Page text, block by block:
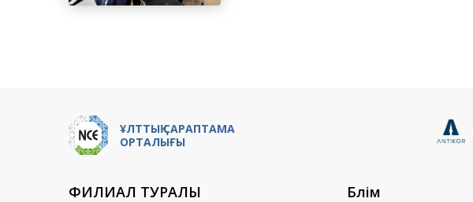
ҰЛТТЫҚ САРАПТАМА
ОРТАЛЫҒЫ
ФИЛИАЛ ТУРАЛЫ Бөлім